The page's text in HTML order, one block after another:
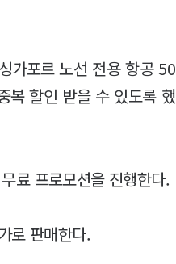
가포르 노선 전용 항공 50
복 할인 받을 수 있도록 했
료 프로모션을 진행한다.
로 판매한다.